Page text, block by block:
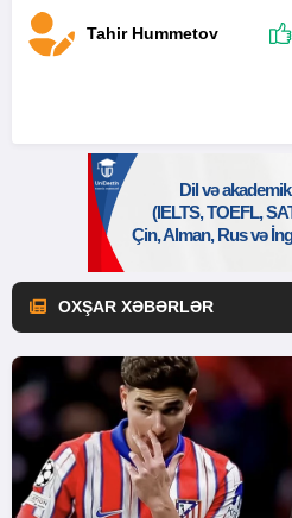
Tahir Hummetov
OXŞAR XƏBƏRLƏR